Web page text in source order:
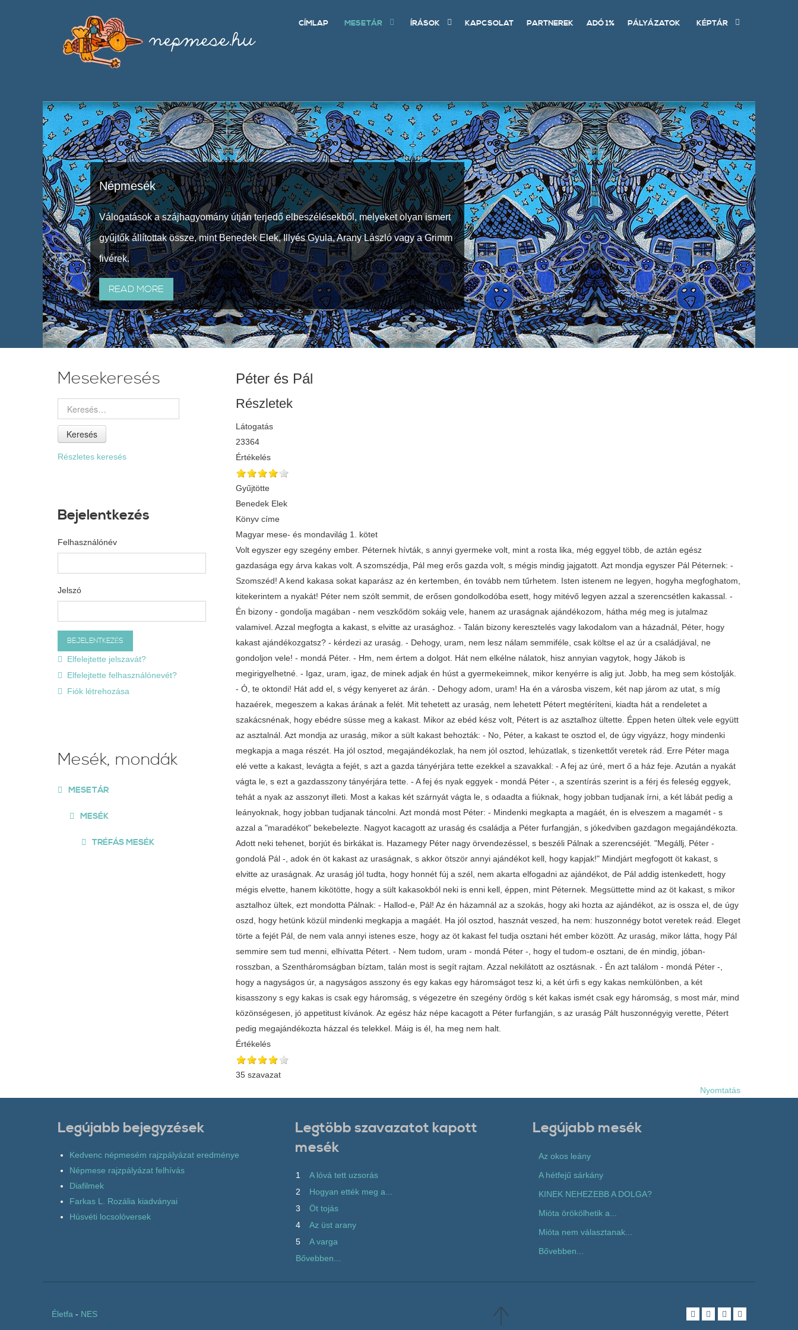
CÍMLAP MESETÁR ÍRÁSOK KAPCSOLAT PARTNEREK ADÓ 1% PÁLYÁZATOK KÉPTÁR
Népmesék
Válogatások a szájhagyomány útján terjedő elbeszélésekből, melyeket olyan ismert
gyűjtők állítottak össze, mint Benedek Elek, Illyés Gyula, Arany László vagy a Grimm
fivérek.
READ MORE
Péter és Pál
Részletek
Látogatás
23364
Értékelés
Gyűjtötte
Benedek Elek
Könyv címe
Magyar mese- és mondavilág 1. kötet
Volt egyszer egy szegény ember. Péternek hívták, s annyi gyermeke volt, mint a rosta lika, még eggyel több, de aztán egész
gazdasága egy árva kakas volt. A szomszédja, Pál meg erős gazda volt, s mégis mindig jajgatott. Azt mondja egyszer Pál Péternek: -
Szomszéd! A kend kakasa sokat kaparász az én kertemben, én tovább nem tűrhetem. Isten istenem ne legyen, hogyha megfoghatom,
kitekerintem a nyakát! Péter nem szólt semmit, de erősen gondolkodóba esett, hogy mitévő legyen azzal a szerencsétlen kakassal. -
Én bizony - gondolja magában - nem veszkődöm sokáig vele, hanem az uraságnak ajándékozom, hátha még meg is jutalmaz
valamivel. Azzal megfogta a kakast, s elvitte az urasághoz. - Talán bizony keresztelés vagy lakodalom van a házadnál, Péter, hogy
kakast ajándékozgatsz? - kérdezi az uraság. - Dehogy, uram, nem lesz nálam semmiféle, csak költse el az úr a családjával, ne
gondoljon vele! - mondá Péter. - Hm, nem értem a dolgot. Hát nem elkélne nálatok, hisz annyian vagytok, hogy Jákob is
megirigyelhetné. - Igaz, uram, igaz, de minek adjak én húst a gyermekeimnek, mikor kenyérre is alig jut. Jobb, ha meg sem kóstolják.
- Ó, te oktondi! Hát add el, s végy kenyeret az árán. - Dehogy adom, uram! Ha én a városba viszem, két nap járom az utat, s míg
hazaérek, megeszem a kakas árának a felét. Mit tehetett az uraság, nem lehetett Pétert megtéríteni, kiadta hát a rendeletet a
szakácsnénak, hogy ebédre süsse meg a kakast. Mikor az ebéd kész volt, Pétert is az asztalhoz ültette. Éppen heten ültek vele együtt
az asztalnál. Azt mondja az uraság, mikor a sült kakast behozták: - No, Péter, a kakast te osztod el, de úgy vigyázz, hogy mindenki
megkapja a maga részét. Ha jól osztod, megajándékozlak, ha nem jól osztod, lehúzatlak, s tizenkettőt veretek rád. Erre Péter maga
elé vette a kakast, levágta a fejét, s azt a gazda tányérjára tette ezekkel a szavakkal: - A fej az úré, mert ő a ház feje. Azután a nyakát
vágta le, s ezt a gazdasszony tányérjára tette. - A fej és nyak eggyek - mondá Péter -, a szentírás szerint is a férj és feleség eggyek,
tehát a nyak az asszonyt illeti. Most a kakas két szárnyát vágta le, s odaadta a fiúknak, hogy jobban tudjanak írni, a két lábát pedig a
leányoknak, hogy jobban tudjanak táncolni. Azt mondá most Péter: - Mindenki megkapta a magáét, én is elveszem a magamét - s
azzal a "maradékot" bekebelezte. Nagyot kacagott az uraság és családja a Péter furfangján, s jókedviben gazdagon megajándékozta.
Adott neki tehenet, borjút és birkákat is. Hazamegy Péter nagy örvendezéssel, s beszéli Pálnak a szerencséjét. "Megállj, Péter -
gondolá Pál -, adok én öt kakast az uraságnak, s akkor ötször annyi ajándékot kell, hogy kapjak!" Mindjárt megfogott öt kakast, s
elvitte az uraságnak. Az uraság jól tudta, hogy honnét fúj a szél, nem akarta elfogadni az ajándékot, de Pál addig istenkedett, hogy
mégis elvette, hanem kikötötte, hogy a sült kakasokból neki is enni kell, éppen, mint Péternek. Megsüttette mind az öt kakast, s mikor
asztalhoz ültek, ezt mondotta Pálnak: - Hallod-e, Pál! Az én házamnál az a szokás, hogy aki hozta az ajándékot, az is ossza el, de úgy
oszd, hogy hetünk közül mindenki megkapja a magáét. Ha jól osztod, hasznát veszed, ha nem: huszonnégy botot veretek reád. Eleget
törte a fejét Pál, de nem vala annyi istenes esze, hogy az öt kakast fel tudja osztani hét ember között. Az uraság, mikor látta, hogy Pál
semmire sem tud menni, elhívatta Pétert. - Nem tudom, uram - mondá Péter -, hogy el tudom-e osztani, de én mindig, jóban-
rosszban, a Szentháromságban bíztam, talán most is segít rajtam. Azzal nekilátott az osztásnak. - Én azt találom - mondá Péter -,
hogy a nagyságos úr, a nagyságos asszony és egy kakas egy háromságot tesz ki, a két úrfi s egy kakas nemkülönben, a két
kisasszony s egy kakas is csak egy háromság, s végezetre én szegény ördög s két kakas ismét csak egy háromság, s most már, mind
közönségesen, jó appetitust kívánok. Az egész ház népe kacagott a Péter furfangján, s az uraság Pált huszonnégyig verette, Pétert
pedig megajándékozta házzal és telekkel. Máig is él, ha meg nem halt.
Értékelés
35 szavazat
Nyomtatás
Mesekeresés
Keresés
Részletes keresés
Bejelentkezés
Felhasználónév
Jelszó
Elfelejtette jelszavát?
Elfelejtette felhasználónevét?
Fiók létrehozása
Mesék, mondák
MESETÁR
MESÉK
TRÉFÁS MESÉK
Legújabb bejegyzések
Kedvenc népmesém rajzpályázat eredménye
Népmese rajzpályázat felhívás
Diafilmek
Farkas L. Rozália kiadványai
Húsvéti locsolóversek
Legtöbb szavazatot kapott
mesék
1
A lóvá tett uzsorás
2
Hogyan ették meg a...
3
Öt tojás
4
Az üst arany
5
A varga
Bővebben...
Legújabb mesék
Az okos leány
A hétfejű sárkány
KINEK NEHEZEBB A DOLGA?
Mióta örökölhetik a...
Mióta nem választanak...
Bővebben...
Életfa - NES